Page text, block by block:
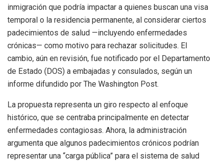
inmigración que podría impactar a quienes buscan una visa
temporal o la residencia permanente, al considerar ciertos
padecimientos de salud —incluyendo enfermedades
crónicas— como motivo para rechazar solicitudes. El
cambio, aún en revisión, fue notificado por el Departamento
de Estado (DOS) a embajadas y consulados, según un
informe difundido por The Washington Post.
La propuesta representa un giro respecto al enfoque
histórico, que se centraba principalmente en detectar
enfermedades contagiosas. Ahora, la administración
argumenta que algunos padecimientos crónicos podrían
representar una “carga pública” para el sistema de salud